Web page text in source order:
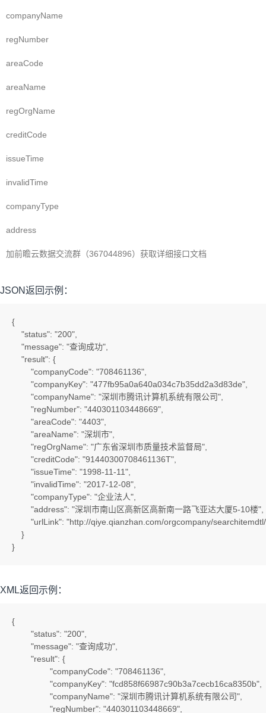
companyName
regNumber
areaCode
areaName
regOrgName
creditCode
issueTime
invalidTime
companyType
address
加前瞻云数据交流群（367044896）获取详细接口文档
JSON返回示例：
{
    "status": "200",
    "message": "查询成功",
    "result": {
        "companyCode": "708461136",
        "companyKey": "477fb95a0a640a034c7b35dd2a3d83de",
        "companyName": "深圳市腾讯计算机系统有限公司",
        "regNumber": "440301103448669",
        "areaCode": "4403",
        "areaName": "深圳市",
        "regOrgName": "广东省深圳市质量技术监督局",
        "creditCode": "91440300708461136T",
        "issueTime": "1998-11-11",
        "invalidTime": "2017-12-08",
        "companyType": "企业法人",
        "address": "深圳市南山区高新区高新南一路飞亚达大厦5-10楼",
"urlLink": "http://qiye.qianzhan.com/orgcompany/
    }
}
XML返回示例：
{